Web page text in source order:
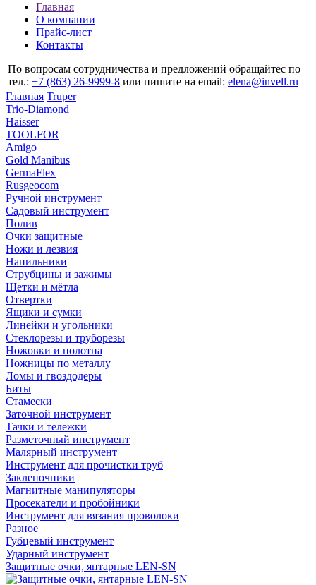
Главная
О компании
Прайс-лист
Контакты
По вопросам сотрудничества и предложений обращайтес по
тел.: +7 (863) 26‐9999‐8 или пишите на email: elena@invell.ru
Главная Truper
Trio-Diamond
Haisser
TOOLFOR
Amigo
Gold Manibus
GermaFlex
Rusgeocom
Ручной инструмент
Садовый инструмент
Полив
Очки защитные
Ножи и лезвия
Напильники
Струбцины и зажимы
Щетки и мётла
Отвертки
Ящики и сумки
Линейки и угольники
Стеклорезы и труборезы
Ножовки и полотна
Ножницы по металлу
Ломы и гвоздодеры
Биты
Стамески
Заточной инструмент
Тачки и тележки
Разметочный инструмент
Малярный инструмент
Инструмент для прочистки труб
Заклепочники
Магнитные манипуляторы
Просекатели и пробойники
Инструмент для вязания проволоки
Разное
Губцевый инструмент
Ударный инструмент
Защитные очки, янтарные LEN-SN